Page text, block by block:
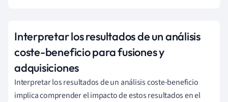
Interpretar los resultados de un análisis
coste-beneficio para fusiones y
adquisiciones
Interpretar los resultados de un análisis coste-beneficio
implica comprender el impacto de estos resultados en el